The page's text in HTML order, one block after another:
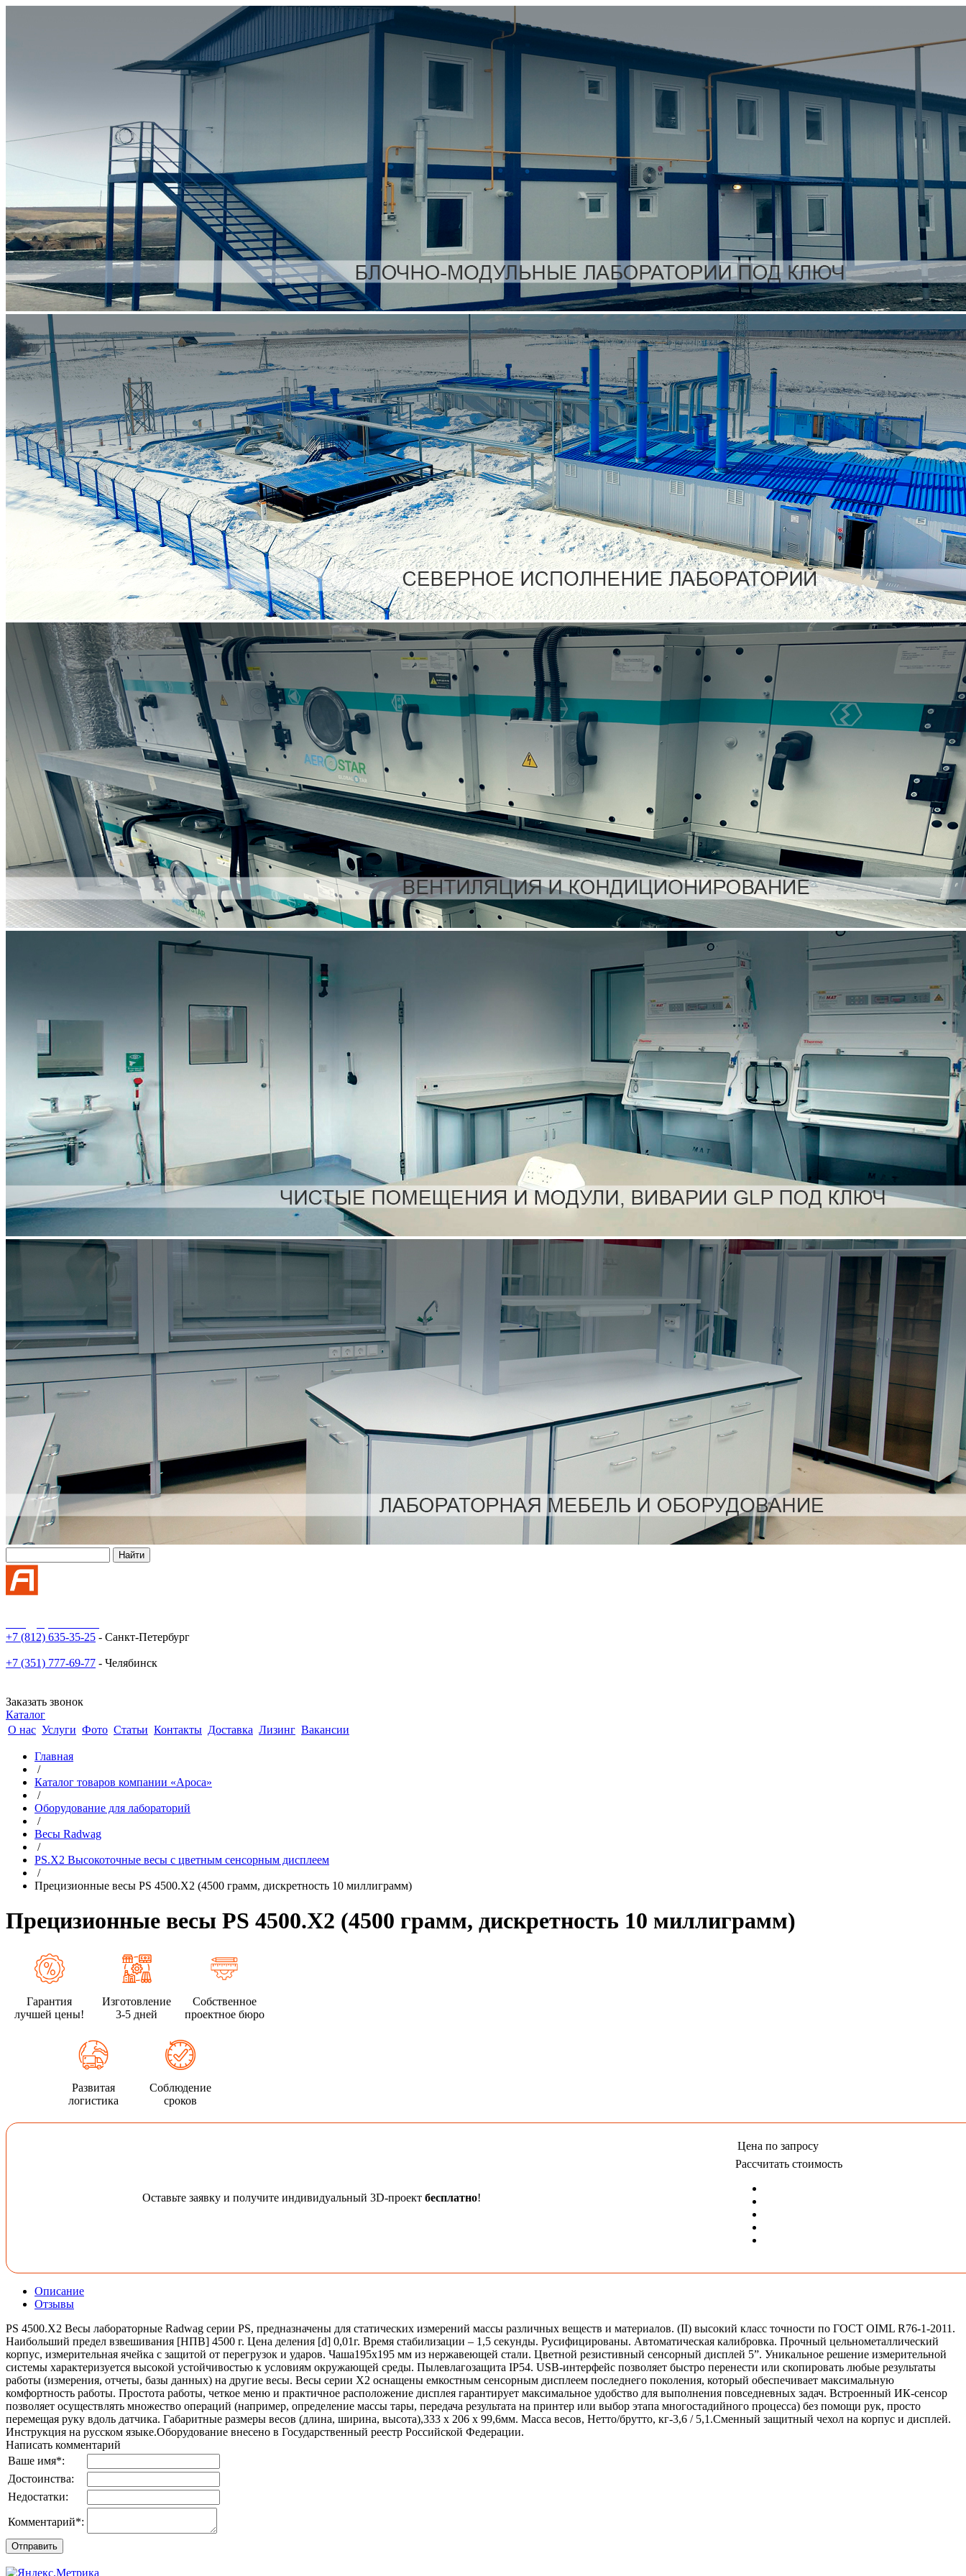
+7 (812) 635-35-25 - Санкт-Петербург
+7 (351) 777-69-77 - Челябинск
Заказать звонок
Каталог
О нас Услуги Фото Статьи Контакты Доставка Лизинг Вакансии
Главная
/
Каталог товаров компании «Ароса»
/
Оборудование для лабораторий
/
Весы Radwag
/
PS.X2 Высокоточные весы с цветным сенсорным дисплеем
/
Прецизионные весы PS 4500.X2 (4500 грамм, дискретность 10 миллиграмм)
Прецизионные весы PS 4500.X2 (4500 грамм, дискретность 10 миллиграмм)
Гарантия
лучшей цены!
Изготовление
3-5 дней
Собственное
проектное бюро
Развитая
логистика
Соблюдение
сроков
Оставьте заявку и получите индивидуальный 3D-проект бесплатно!
Цена по запросу
Рассчитать стоимость
Описание
Отзывы
PS 4500.X2 Весы лабораторные Radwag серии PS, предназначены для статических измерений массы различных веществ и материалов. (II) высокий класс точности по ГОСТ OIML R76-1-2011.
Наибольший предел взвешивания [НПВ] 4500 г. Цена деления [d] 0,01г. Время стабилизации – 1,5 секунды. Русифицированы. Автоматическая калибровка. Прочный цельнометаллический
корпус, измерительная ячейка c защитой от перегрузок и ударов. Чаша195х195 мм из нержавеющей стали. Цветной резистивный сенсорный дисплей 5”. Уникальное решение измерительной
системы характеризуется высокой устойчивостью к условиям окружающей среды. Пылевлагозащита IP54. USB-интерфейс позволяет быстро перенести или скопировать любые результаты
работы (измерения, отчеты, базы данных) на другие весы. Весы серии X2 оснащены емкостным сенсорным дисплеем последнего поколения, который обеспечивает максимальную
комфортность работы. Простота работы, четкое меню и практичное расположение дисплея гарантирует максимальное удобство для выполнения повседневных задач. Встроенный ИК-сенсор
позволяет осуществлять множество операций (например, определение массы тары, передача результата на принтер или выбор этапа многостадийного процесса) без помощи рук, просто
перемещая руку вдоль датчика. Габаритные размеры весов (длина, ширина, высота),333 x 206 x 99,6мм. Масса весов, Нетто/брутто, кг-3,6 / 5,1.Сменный защитный чехол на корпус и дисплей.
Инструкция на русском языке.Оборудование внесено в Государственный реестр Российской Федерации.
Написать комментарий
Ваше имя*:
Достоинства:
Недостатки:
Комментарий*: